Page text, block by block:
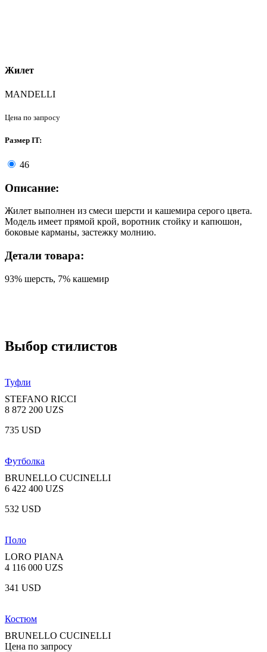
Жилет
MANDELLI
Цена по запросу
Размер IT:
46
Описание:
Жилет выполнен из смеси шерсти и кашемира серого цвета.
Модель имеет прямой крой, воротник стойку и капюшон,
боковые карманы, застежку молнию.
Детали товара:
93% шерсть, 7% кашемир
Выбор стилистов
Туфли
STEFANO RICCI
8 872 200 UZS
735 USD
Футболка
BRUNELLO CUCINELLI
6 422 400 UZS
532 USD
Поло
LORO PIANA
4 116 000 UZS
341 USD
Костюм
BRUNELLO CUCINELLI
Цена по запросу